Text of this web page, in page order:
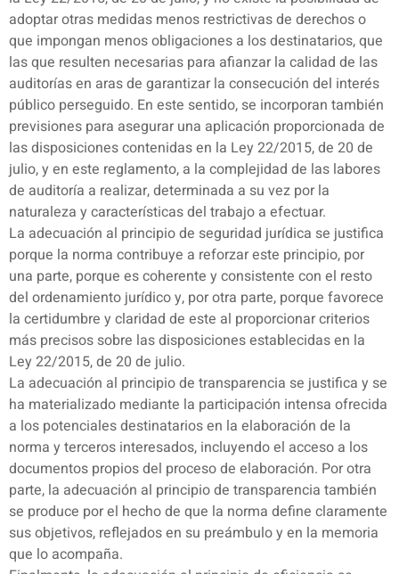
adoptar otras medidas menos restrictivas de derechos o
que impongan menos obligaciones a los destinatarios, que
las que resulten necesarias para afianzar la calidad de las
auditorías en aras de garantizar la consecución del interés
público perseguido. En este sentido, se incorporan también
previsiones para asegurar una aplicación proporcionada de
las disposiciones contenidas en la Ley 22/2015, de 20 de
julio, y en este reglamento, a la complejidad de las labores
de auditoría a realizar, determinada a su vez por la
naturaleza y características del trabajo a efectuar.
La adecuación al principio de seguridad jurídica se justifica
porque la norma contribuye a reforzar este principio, por
una parte, porque es coherente y consistente con el resto
del ordenamiento jurídico y, por otra parte, porque favorece
la certidumbre y claridad de este al proporcionar criterios
más precisos sobre las disposiciones establecidas en la
Ley 22/2015, de 20 de julio.
La adecuación al principio de transparencia se justifica y se
ha materializado mediante la participación intensa ofrecida
a los potenciales destinatarios en la elaboración de la
norma y terceros interesados, incluyendo el acceso a los
documentos propios del proceso de elaboración. Por otra
parte, la adecuación al principio de transparencia también
se produce por el hecho de que la norma define claramente
sus objetivos, reflejados en su preámbulo y en la memoria
que lo acompaña.